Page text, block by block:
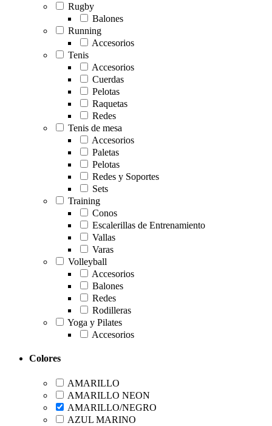
Rugby
Balones
Running
Accesorios
Tenis
Accesorios
Cuerdas
Pelotas
Raquetas
Redes
Tenis de mesa
Accesorios
Paletas
Pelotas
Redes y Soportes
Sets
Training
Conos
Escalerillas de Entrenamiento
Vallas
Varas
Volleyball
Accesorios
Balones
Redes
Rodilleras
Yoga y Pilates
Accesorios
Colores
AMARILLO
AMARILLO NEON
AMARILLO/NEGRO
AZUL MARINO